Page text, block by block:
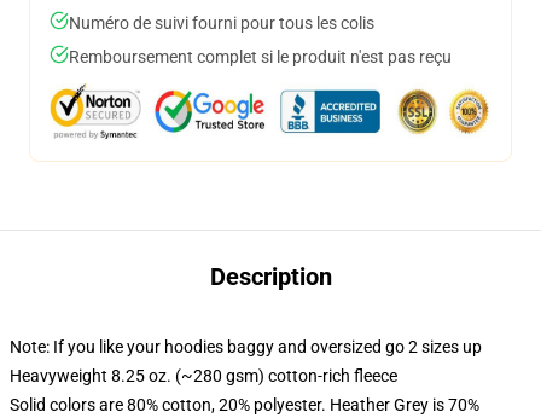
Numéro de suivi fourni pour tous les colis
Remboursement complet si le produit n'est pas reçu
Description
Note: If you like your hoodies baggy and oversized go 2 sizes up
Heavyweight 8.25 oz. (~280 gsm) cotton-rich fleece
Solid colors are 80% cotton, 20% polyester. Heather Grey is 70%